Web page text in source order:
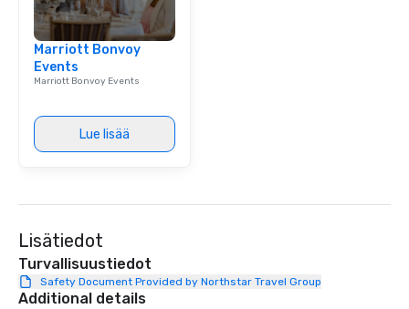
Our exclusive
right of you. Because
Marriott Bonvoy
Events
Marriott Bonvoy Events
Lue lisää
Lisätiedot
Turvallisuustiedot
Safety Document Provided by Northstar Travel Group
Additional details